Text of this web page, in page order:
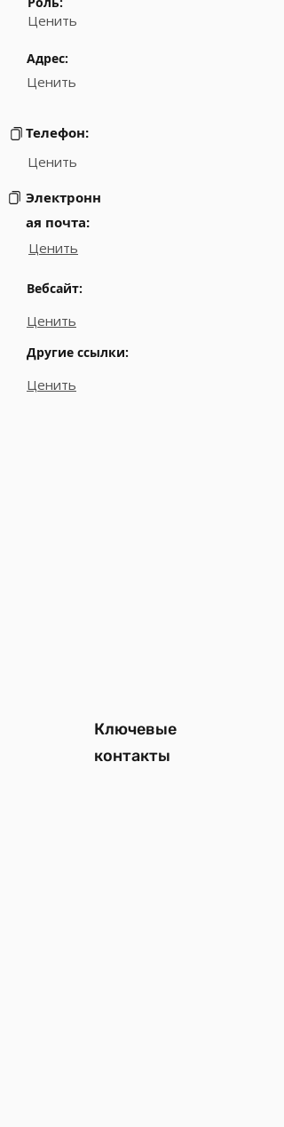
Ценить
Адрес:
Ценить
Телефон:
Ценить
Электронн
ая почта:
Ценить
Вебсайт:
Ценить
Другие ссылки:
Ценить
Ключевые
контакты